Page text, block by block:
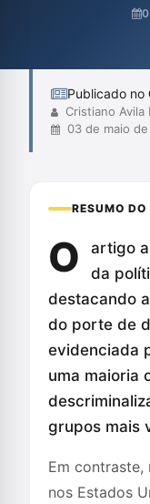
cannabis e a
Publicado no
Cristiano Avila
03 de maio
RESUMO DO
O
artigo
da
destacando
do porte de
evidenciada
uma maioria
grupos mais
Em
nos Estados